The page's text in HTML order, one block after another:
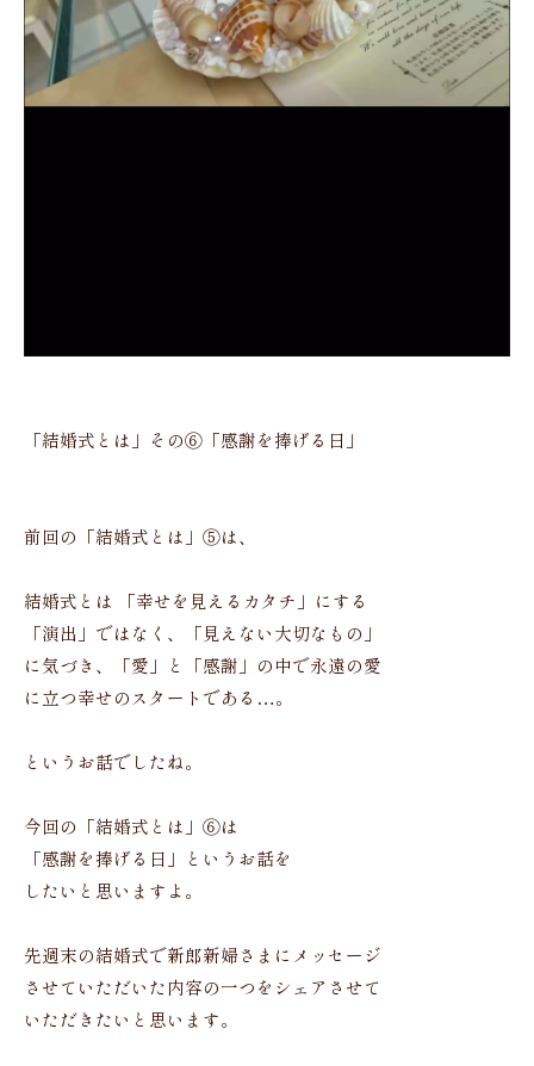
「結婚式とは」その⑥「感謝を捧げる日」
前回の「結婚式とは」⑤は、
結婚式とは 「幸せを見えるカタチ」にする
「演出」ではなく、「見えない大切なもの」
に気づき、「愛」と「感謝」の中で永遠の愛
に立つ幸せのスタートである…。
というお話でしたね。
今回の「結婚式とは」⑥は
「感謝を捧げる日」というお話を
したいと思いますよ。
先週末の結婚式で新郎新婦さまにメッセージ
させていただいた内容の一つをシェアさせて
いただきたいと思います。